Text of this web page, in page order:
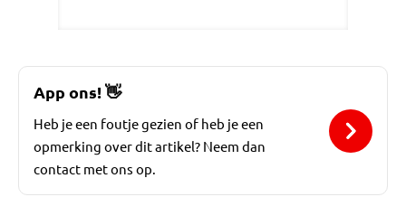
App ons!👋
Heb je een foutje gezien of heb je een
opmerking over dit artikel? Neem dan
contact met ons op.